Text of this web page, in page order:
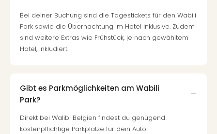
Bei deiner Buchung sind die Tagestickets für den Wabili
Park sowie die Übernachtung im Hotel inklusive. Zudem
sind weitere Extras wie Frühstück, je nach gewähltem
Hotel, inkludiert.
Gibt es Parkmöglichkeiten am Wabili
Park?
Direkt bei Walibi Belgien findest du genügend
kostenpflichtige Parkplätze für dein Auto.